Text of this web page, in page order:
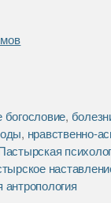
богословие,
, нравственно-
антропология